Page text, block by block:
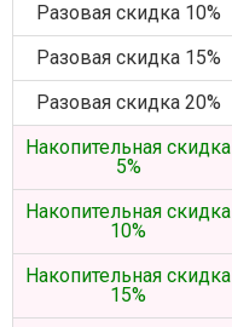
Разовая скидка 10%
Разовая скидка 15%
Разовая скидка 20%
Накопительная скидка
5%
Накопительная скидка
10%
Накопительная скидка
15%